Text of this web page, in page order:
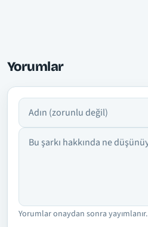
Yorumlar
Adın
Yorumun
Yorumlar onaydan sonra yayımlanır.